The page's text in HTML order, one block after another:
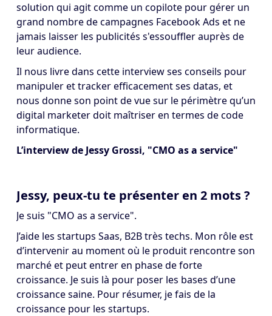
solution qui agit comme un copilote pour gérer un
grand nombre de campagnes Facebook Ads et ne
jamais laisser les publicités s'essouffler auprès de
leur audience.
Il nous livre dans cette interview ses conseils pour
manipuler et tracker efficacement ses datas, et
nous donne son point de vue sur le périmètre qu’un
digital marketer doit maîtriser en termes de code
informatique.
L’interview de Jessy Grossi, "CMO as a service"
Jessy, peux-tu te présenter en 2 mots ?
Je suis "CMO as a service".
J’aide les startups Saas, B2B très techs. Mon rôle est
d’intervenir au moment où le produit rencontre son
marché et peut entrer en phase de forte
croissance. Je suis là pour poser les bases d’une
croissance saine. Pour résumer, je fais de la
croissance pour les startups.